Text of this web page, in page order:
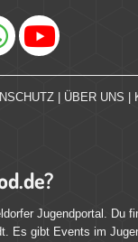
ÜBER UNS
Jugendportal. Du
Es gibt Events im